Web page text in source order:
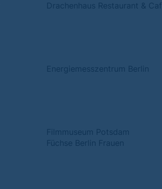
Drachenhaus Restaurant &
Energiemesszentrum Berlin
Filmmuseum Potsdam
Füchse Berlin Frauen